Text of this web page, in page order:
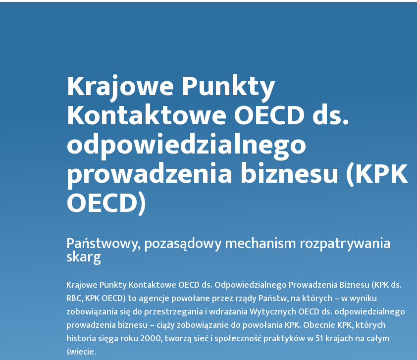
Krajowe Punkty
Kontaktowe OECD ds.
odpowiedzialnego
prowadzenia biznesu (KPK
OECD)
Państwowy, pozasądowy mechanism rozpatrywania
skarg
Krajowe Punkty Kontaktowe OECD ds. Odpowiedzialnego Prowadzenia Biznesu (KPK ds.
RBC, KPK OECD) to agencje powołane przez rządy Państw, na których – w wyniku
zobowiązania się do przestrzegania i wdrażania Wytycznych OECD ds. odpowiedzialnego
prowadzenia biznesu – ciąży zobowiązanie do powołania KPK. Obecnie KPK, których
historia sięga roku 2000, tworzą sieć i społeczność praktyków w 51 krajach na całym
świecie.